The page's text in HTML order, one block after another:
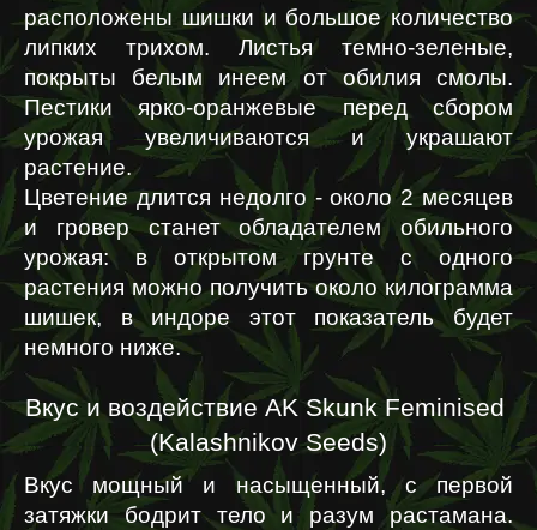
расположены шишки и большое количество
липких трихом. Листья темно-зеленые,
покрыты белым инеем от обилия смолы.
Пестики ярко-оранжевые перед сбором
урожая увеличиваются и украшают
растение.
Цветение длится недолго - около 2 месяцев
и гровер станет обладателем обильного
урожая: в открытом грунте с одного
растения можно получить около килограмма
шишек, в индоре этот показатель будет
немного ниже.
Вкус и воздействие AK Skunk Feminised
(Kalashnikov Seeds)
Вкус мощный и насыщенный, с первой
затяжки бодрит тело и разум растамана.